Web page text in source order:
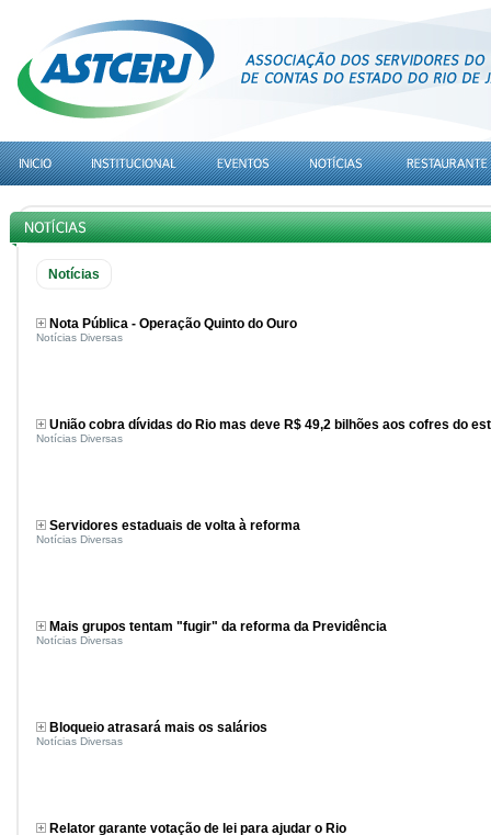
Notícias
Nota Pública - Operação Quinto do Ouro
Notícias Diversas
União cobra dívidas do Rio mas deve R$ 49,2 bilhões aos cofres do
Notícias Diversas
Servidores estaduais de volta à reforma
Notícias Diversas
Mais grupos tentam "fugir" da reforma da Previdência
Notícias Diversas
Bloqueio atrasará mais os salários
Notícias Diversas
Relator garante votação de lei para ajudar o Rio